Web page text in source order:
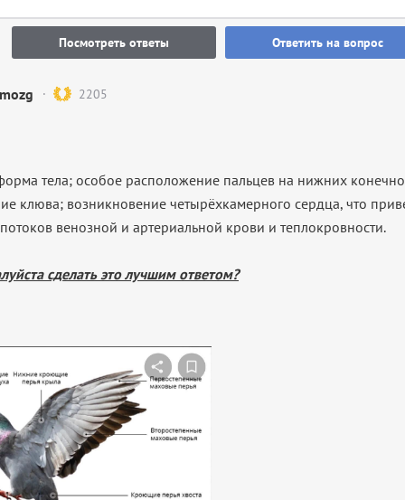
Посмотреть ответы Ответить на вопрос
2205
тела; особое расположение пальцев на нижних
клюва; возникновение четырёхкамерного сердца, что
венозной и артериальной крови и теплокровности.
сделать это лучшим ответом?